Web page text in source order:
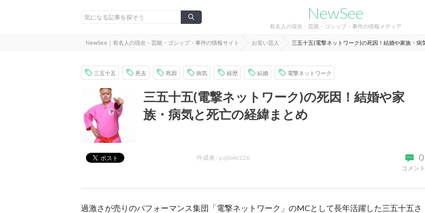
NewSee
有名人の現在・芸能・ゴシップ・事件の情報メディア
NewSee｜有名人の現在・芸能・ゴシップ・事件の情報サイト お笑い芸人 三五十五(電撃ネットワーク)の死因！結婚や家族・病
三五十五 死去 死因 病気 経歴 結婚 電撃ネットワーク
三五十五(電撃ネットワーク)の死因！結婚や家
族・病気と死亡の経緯まとめ
0
コメント
作成者 /yujitake226
過激さが売りのパフォーマンス集団「電撃ネットワーク」のMCとして長年活躍した三五十五さ